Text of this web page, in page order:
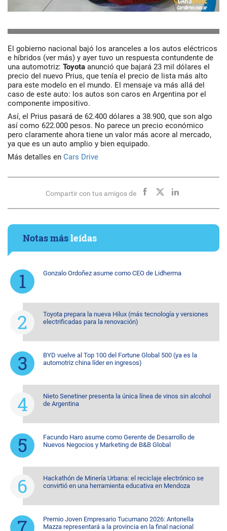
El gobierno nacional bajó los aranceles a los autos eléctricos
e híbridos (ver más) y ayer tuvo un respuesta contundente de
una automotriz: Toyota anunció que bajará 23 mil dólares el
precio del nuevo Prius, que tenía el precio de lista más alto
para este modelo en el mundo. El mensaje va más allá del
caso de este auto: los autos son caros en Argentina por el
componente impositivo.
Así, el Prius pasará de 62.400 dólares a 38.900, que son algo
así como 622.000 pesos. No parece un precio económico
pero claramente ahora tiene un valor más acore al mercado,
ya que es un auto amplio y bien equipado.
Más detalles en Cars Drive
Compartir con tus amigos de
Notas másleídas
Gonzalo Ordoñez asume como CEO de Lidherma
Toyota prepara la nueva Hilux (más tecnología y versiones
electrificadas para la renovación)
BYD vuelve al Top 100 del Fortune Global 500 (ya es la
automotriz china líder en ingresos)
Nieto Senetiner presenta la única línea de vinos sin alcohol
de Argentina
Facundo Haro asume como Gerente de Desarrollo de
Nuevos Negocios y Marketing de B&B Global
Hackathón de Minería Urbana: el reciclaje electrónico se
convirtió en una herramienta educativa en Mendoza
Premio Joven Empresario Tucumano 2026: Antonella
Mazza representará a la provincia en la final nacional